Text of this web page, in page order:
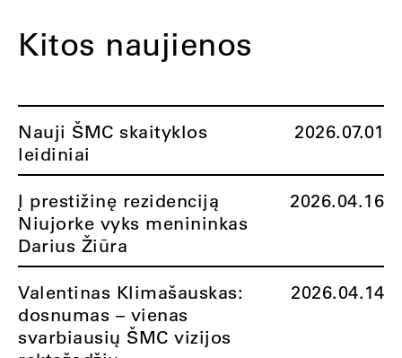
Kitos naujienos
Nauji ŠMC skaityklos
leidiniai
2026.07.01
Į prestižinę rezidenciją
Niujorke vyks menininkas
Darius Žiūra
2026.04.16
Valentinas Klimašauskas:
dosnumas – vienas
svarbiausių ŠMC vizijos
2026.04.14